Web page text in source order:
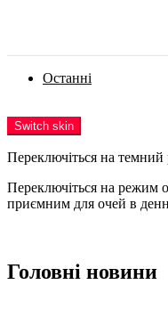
Останні
Switch skin
Переключіться на
Переключіться на режим
приємним для очей в
Головні новини